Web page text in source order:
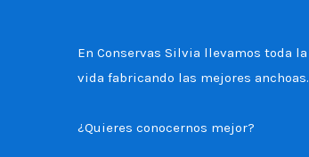
En Conservas Silvia llevamos toda la
vida fabricando las mejores anchoas.
¿Quieres conocernos mejor?